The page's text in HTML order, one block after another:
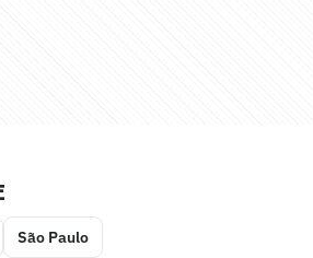
São Paulo